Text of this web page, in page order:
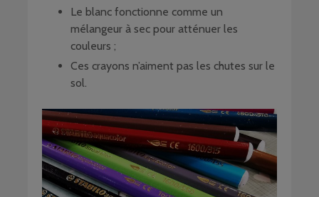
Le blanc fonctionne comme un
mélangeur à sec pour atténuer les
couleurs ;
Ces crayons n’aiment pas les chutes sur le
sol.